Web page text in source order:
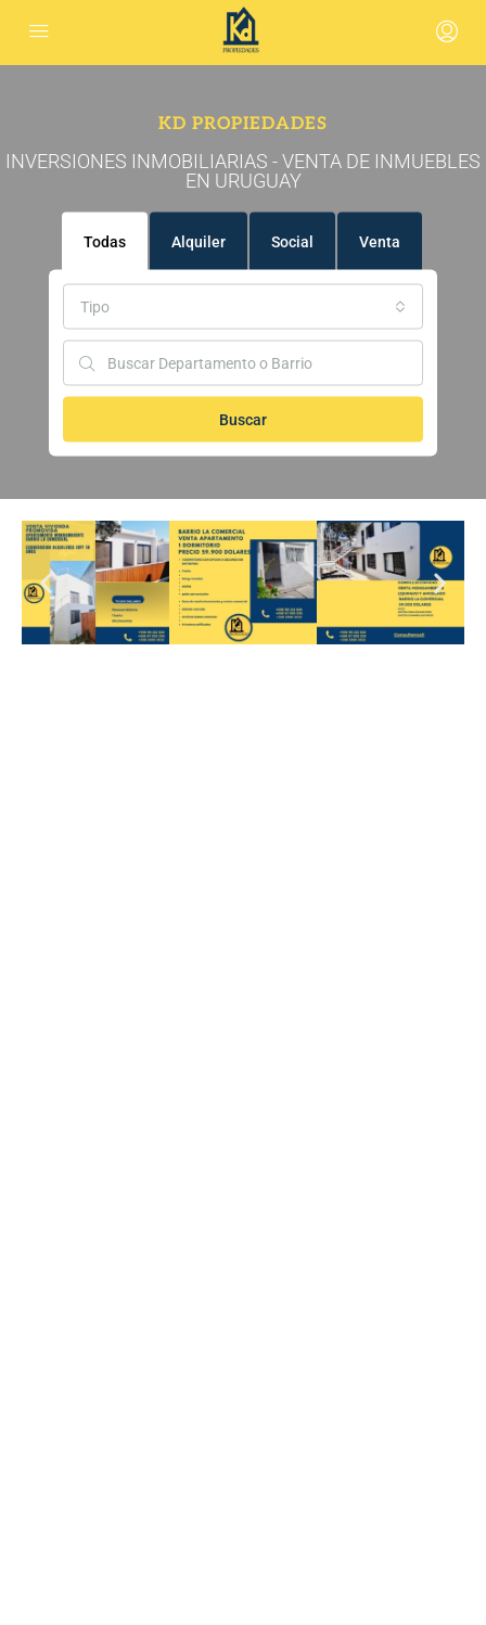
KD PROPIEDADES
INVERSIONES INMOBILIARIAS - VENTA DE INMUEBLES
EN URUGUAY
Todas Alquiler Social Venta
Tipo
Buscar